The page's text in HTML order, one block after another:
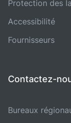
Protection des
Accessibilité
Fournisseurs
Contactez-
Bureaux